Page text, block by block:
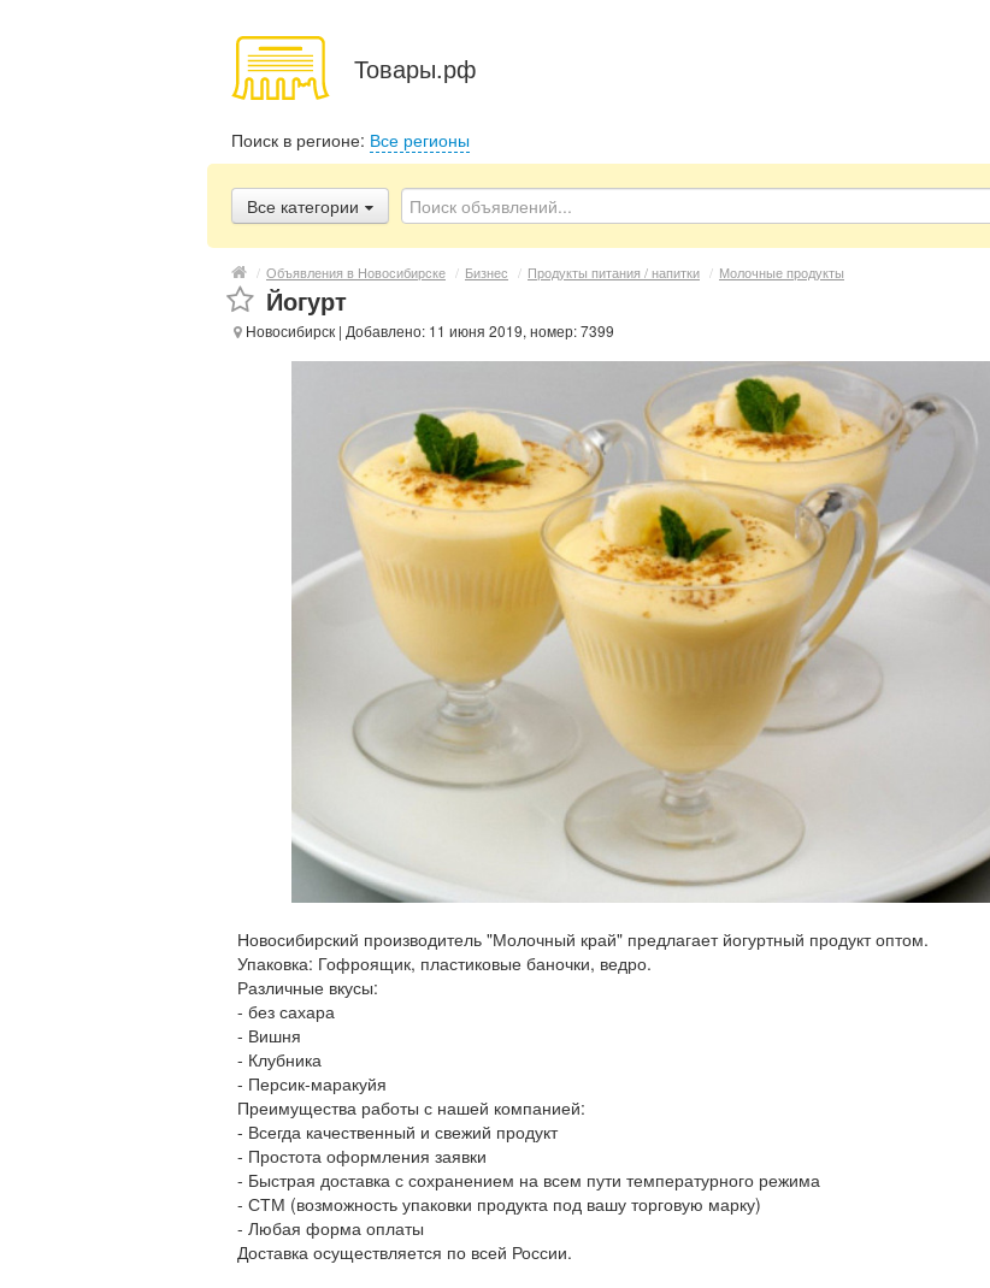
Товары.рф
Поиск в регионе: Все регионы
Все категории
/ Объявления в Новосибирске / Бизнес / Продукты питания / напитки / Молочные продукты
Йогурт
Новосибирск | Добавлено: 11 июня 2019, номер: 7399
Новосибирский производитель "Молочный край" предлагает йогуртный продукт оптом.
Упаковка: Гофроящик, пластиковые баночки, ведро.
Различные вкусы:
- без сахара
- Вишня
- Клубника
- Персик-маракуйя
Преимущества работы с нашей компанией:
- Всегда качественный и свежий продукт
- Простота оформления заявки
- Быстрая доставка с сохранением на всем пути температурного режима
- СТМ (возможность упаковки продукта под вашу торговую марку)
- Любая форма оплаты
Доставка осуществляется по всей России.